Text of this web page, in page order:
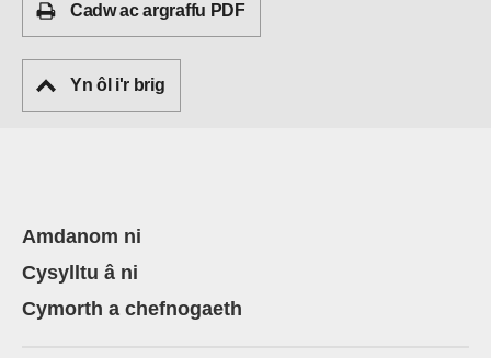
Cadw ac argraffu PDF
Yn ôl i'r brig
Amdanom ni
Cysylltu â ni
Cymorth a chefnogaeth